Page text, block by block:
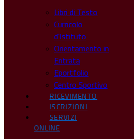
Libri di Testo
Curricolo
d’Istituto
Orientamento in
Entrata
Eportfolio
Centro Sportivo
RICEVIMENTO
ISCRIZIONI
SERVIZI
ONLINE